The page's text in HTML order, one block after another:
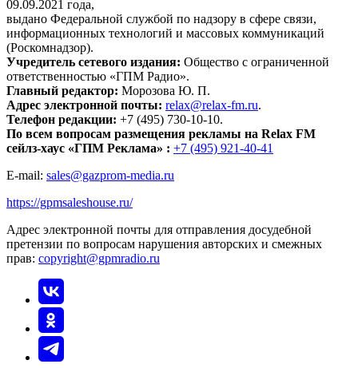
09.09.2021 года,
выдано Федеральной службой по надзору в сфере связи,
информационных технологий и массовых коммуникаций
(Роскомнадзор).
Учредитель сетевого издания: Общество с ограниченной
ответственностью «ГПМ Радио».
Главный редактор: Морозова Ю. П.
Адрес электронной почты: relax@relax-fm.ru.
Телефон редакции: +7 (495) 730-10-10.
По всем вопросам размещения рекламы на Relax FM
сейлз-хаус «ГПМ Реклама» : +7 (495) 921-40-41
E-mail: sales@gazprom-media.ru
https://gpmsaleshouse.ru/
Адрес электронной почты для отправления досудебной
претензии по вопросам нарушения авторских и смежных
прав: copyright@gpmradio.ru